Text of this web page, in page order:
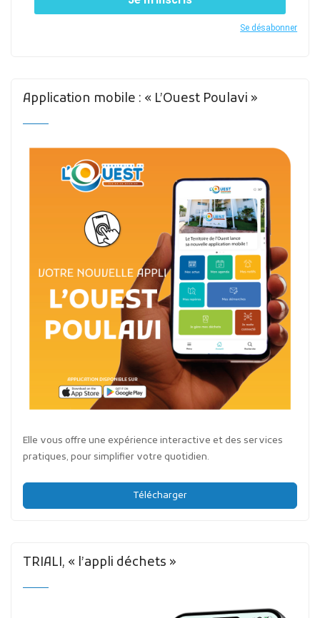
Se désabonner
Application mobile : « L’Ouest Poulavi »
Elle vous offre une expérience interactive et des services
pratiques, pour simplifier votre quotidien.
Télécharger
TRIALI, « l’appli déchets »